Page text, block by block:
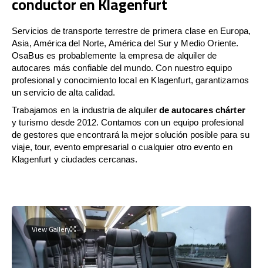
Servicios de transporte terrestre de primera clase en Europa,
Asia, América del Norte, América del Sur y Medio Oriente.
OsaBus es probablemente la empresa de alquiler de
autocares más confiable del mundo. Con nuestro equipo
profesional y conocimiento local en Klagenfurt, garantizamos
un servicio de alta calidad.
Trabajamos en la industria de alquiler de autocares chárter
y turismo desde 2012. Contamos con un equipo profesional
de gestores que encontrará la mejor solución posible para su
viaje, tour, evento empresarial o cualquier otro evento en
Klagenfurt y ciudades cercanas.
View Gallery